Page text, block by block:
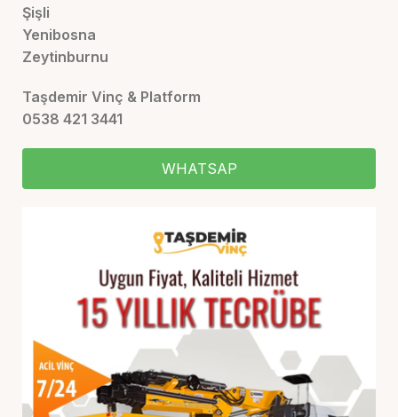
Şişli
Yenibosna
Zeytinburnu
Taşdemir Vinç & Platform
0538 421 3441
WHATSAP